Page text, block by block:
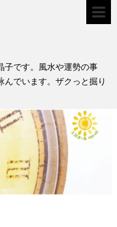
です。風水や運勢の事
でいます。ザクっと掘り